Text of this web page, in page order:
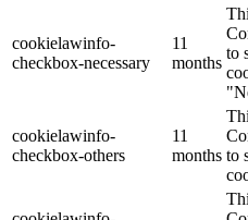
cookielawinfo-
checkbox-necessary
11
months
to
cookielawinfo-
checkbox-others
11
months to